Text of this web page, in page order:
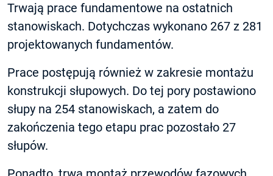
Trwają prace fundamentowe na ostatnich
stanowiskach. Dotychczas wykonano 267 z 281
projektowanych fundamentów.
Prace postępują również w zakresie montażu
konstrukcji słupowych. Do tej pory postawiono
słupy na 254 stanowiskach, a zatem do
zakończenia tego etapu prac pozostało 27
słupów.